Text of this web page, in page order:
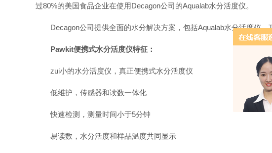
过80%的美国食品企业在使用Decagon公司的Aqualab水分活度仪。
Decagon公司提供全面的水分解决方案，包括Aqualab水分活度仪，
Pawkit便携式水分活度仪特征：
zui小的水分活度仪，真正便携式水分活度仪
低维护，传感器和读数一体化
快速检测，测量时间小于5分钟
易读数，水分活度和样品温度共同显示